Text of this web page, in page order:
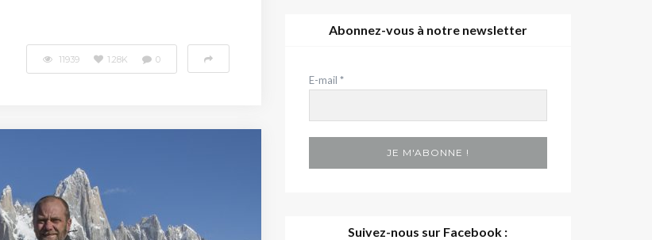
11939 1.28K 0
Abonnez-vous à notre newsletter
E-mail *
Suivez-nous sur Facebook :